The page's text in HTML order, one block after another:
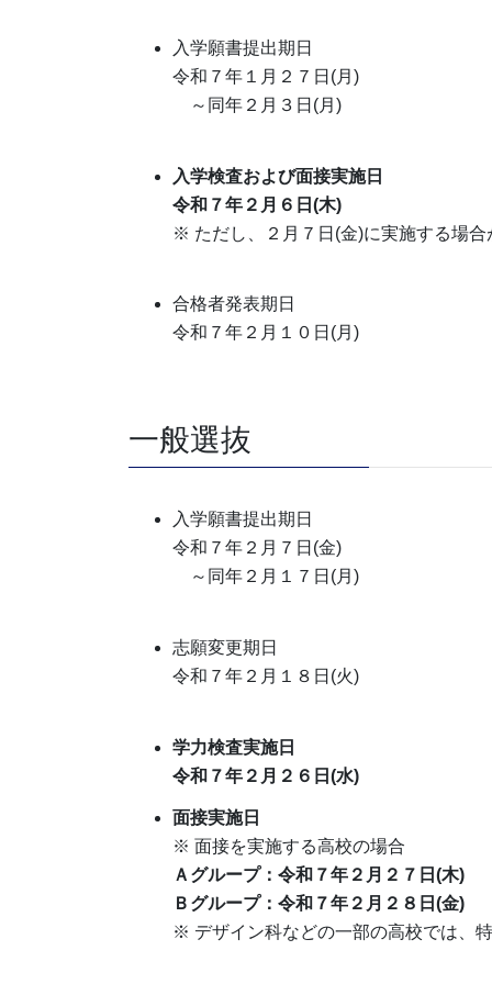
入学願書提出期日
令和７年１月２７日(月)
～同年２月３日(月)
入学検査および面接実施日
令和７年２月６日(木)
※ ただし、２月７日(金)に実施する場合
合格者発表期日
令和７年２月１０日(月)
一般選抜
入学願書提出期日
令和７年２月７日(金)
～同年２月１７日(月)
志願変更期日
令和７年２月１８日(火)
学力検査実施日
令和７年２月２６日(水)
面接実施日
※ 面接を実施する高校の場合
Ａグループ：令和７年２月２７日(木)
Ｂグループ：令和７年２月２８日(金)
※ デザイン科などの一部の高校では、